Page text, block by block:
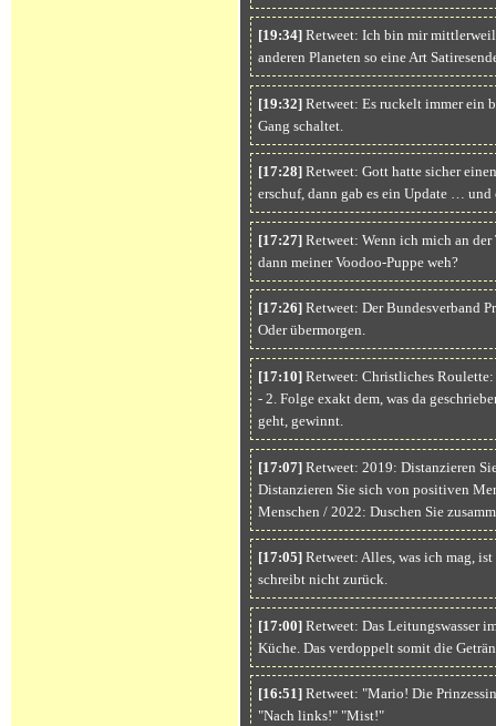
[19:34]Retweet: Ich bin mir
anderen Planeten so eine Art
[19:32]Retweet: Es ruckelt immer ein
Gang schaltet.
[17:28]Retweet: Gott hatte sicher
erschuf, dann gab es ein Update …
[17:27]Retweet: Wenn ich mich an der
dann meiner Voodoo-Puppe weh?
[17:26]Retweet: Der Bundesverband
Oder übermorgen.
[17:10]Retweet: Christliches
- 2. Folge exakt dem, was da
geht, gewinnt.
[17:07]Retweet: 2019: Distanzieren
Distanzieren Sie sich von positiven
Menschen / 2022: Duschen Sie
[17:05]Retweet: Alles, was ich mag,
schreibt nicht zurück.
[17:00]Retweet: Das Leitungswasser
Küche. Das verdoppelt somit die
[16:51]Retweet: "Mario! Die
"Nach links!" "Mist!"